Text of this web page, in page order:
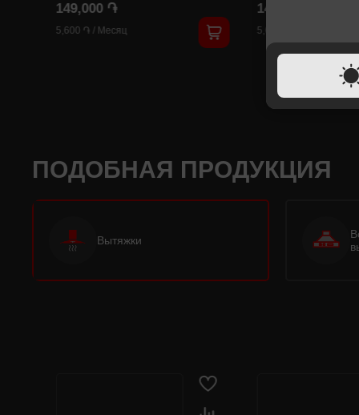
149,000 ֏
5,600 ֏ / Месяц
149,000 ֏
5,600 ֏
ПОДОБНАЯ ПРОДУКЦИЯ
Вытяжки